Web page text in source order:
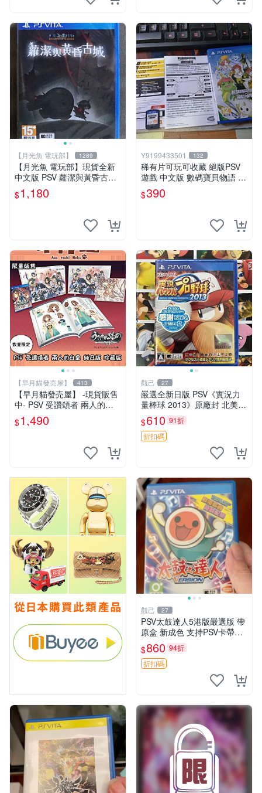
【月光魚 電玩部】 1289
【月光魚 電玩部】現貨全新
中文版 PSV 蘿潔與黃昏古城
亞版中文一般版 亞洲中文版
$1,180
Y9199433501 132
稀有片可玩可收藏 絕版PSV
遊戲 中文版 數碼寶貝物語 網
路偵探 中文版
$390
【早月貓發売屋】 413
【早月貓發売屋】 -現貨販售
中- PSV 受讚頌者 兩人的白
皇 純日版 珍藏版 限定版 ※系
列最終回※ 二人的白皇
$1,490
觀己 27
嚴選全新日版 PSV《實況力
量棒球 2013》原廠封 北美未
開箱 實況 力量 棒球
$610 91折
折扣碼
觀己 27
PSV太鼓達人5港版嚴選版 帶
原盒 新成色 支持PSV卡帶無
損讀取 中文遊戲 VOCALOID
曲目豐富 玩法多樣 太鼓達人
PSV 港版 5代 電腦
$860 94折
折扣碼